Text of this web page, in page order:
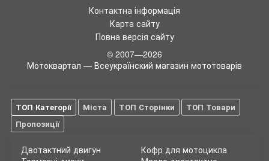
Контактна інформація
Карта сайту
Повна версія сайту
© 2007—2026
Мотоквартал — Всеукраїнский магазин мототоварів
ТОП Категорії Міста ТОП Сторінки
ТОП Товари
Пропозиції
Двотактний двигун
Кофр для мотоцикла